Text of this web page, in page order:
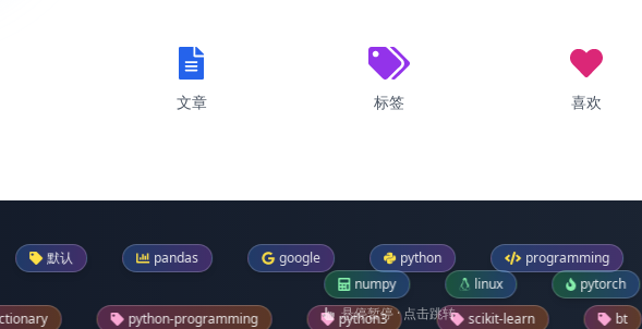
文章 标签 喜欢
pandas google python programming default
numpy
linux pytorch ls
python-programming python3 scikit-learn bt ubuntu
悬停暂停 · 点击跳转